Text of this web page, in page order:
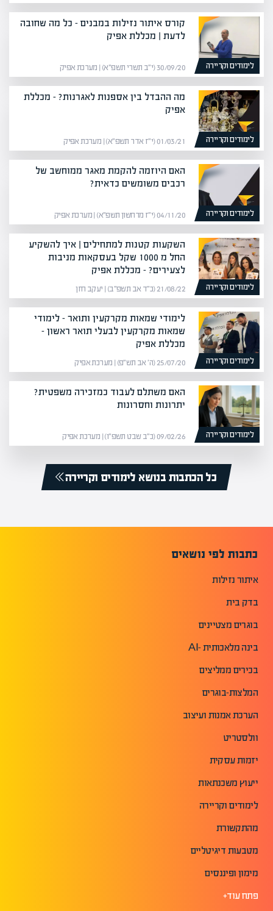
לימודים וקריירה
קורס איתור נזילות במבנים – כל מה שחובה
לדעת | מכללת אפיק
30/09/20 (י״ב תשרי תשפ״א) | מערכת אפיק
לימודים וקריירה
מה ההבדל בין אספנות לאגרנות? – מכללת
אפיק
01/03/21 (י״ז אדר תשפ״א) | מערכת אפיק
לימודים וקריירה
האם היוזמה להקמת מאגר ממוחשב של
רכבים משומשים כדאית?
04/11/20 (י״ז מרחשון תשפ״א) | מערכת אפיק
לימודים וקריירה
השקעות קטנות למתחילים | איך להשקיע
החל מ 1000 שקל בעסקאות מניבות
לצעירים? – מכללת אפיק
21/08/22 (כ״ד אב תשפ״ב) | יעקב חזן
לימודים וקריירה
לימודי שמאות מקרקעין ותואר – לימודי
שמאות מקרקעין לבעלי תואר ראשון –
מכללת אפיק
25/07/20 (ה׳ אב תש״פ) | מערכת אפיק
לימודים וקריירה
האם משתלם לעבוד כמזכירה משפטית?
יתרונות וחסרונות
09/02/26 (כ״ב שבט תשפ״ו) | מערכת אפיק
כל הכתבות בנושא לימודים וקריירה
כתבות לפי נושאים
איתור נזילות
בדק בית
בוגרים מצטיינים
בינה מלאכותית -AI
בכירים ממליצים
המלצות-בוגרים
הערכת אמנות ועיצוב
וולסטריט
יזמות עסקית
ייעוץ משכנתאות
לימודים וקריירה
מהתקשורת
מטבעות דיגיטליים
מימון ופיננסים
פתח עוד+